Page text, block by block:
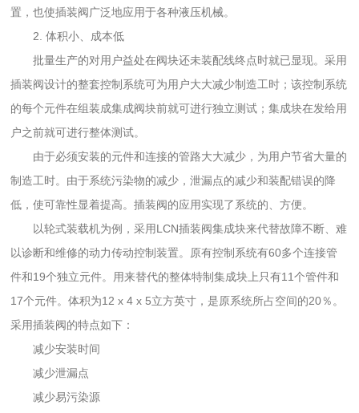
置，也使插装阀广泛地应用于各种液压机械。
2. 体积小、成本低
批量生产的对用户益处在阀块还未装配线终点时就已显现。采用
插装阀设计的整套控制系统可为用户大大减少制造工时；该控制系统
的每个元件在组装成集成阀块前就可进行独立测试；集成块在发给用
户之前就可进行整体测试。
由于必须安装的元件和连接的管路大大减少，为用户节省大量的
制造工时。由于系统污染物的减少，泄漏点的减少和装配错误的降
低，使可靠性显着提高。插装阀的应用实现了系统的、方便。
以轮式装载机为例，采用LCN插装阀集成块来代替故障不断、难
以诊断和维修的动力传动控制装置。原有控制系统有60多个连接管
件和19个独立元件。用来替代的整体特制集成块上只有11个管件和
17个元件。体积为12 x 4 x 5立方英寸，是原系统所占空间的20％。
采用插装阀的特点如下：
减少安装时间
减少泄漏点
减少易污染源